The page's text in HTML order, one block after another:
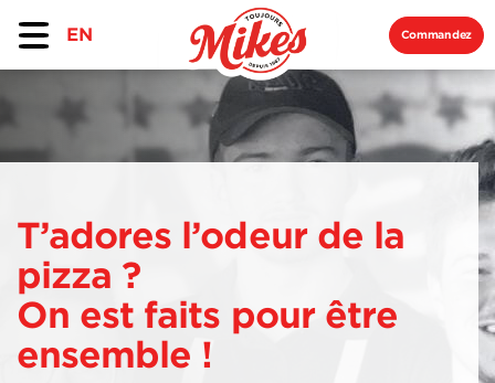
EN Commandez
T’adores l’odeur de la
pizza ?
On est faits pour être
ensemble !